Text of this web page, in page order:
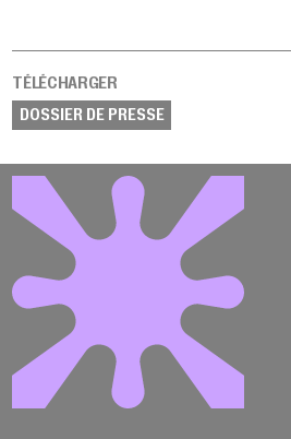
TÉLÉCHARGER
DOSSIER DE PRESSE